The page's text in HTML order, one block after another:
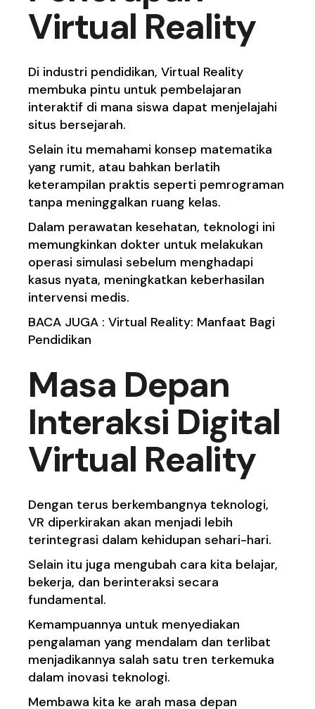
Virtual Reality
Di industri pendidikan, Virtual Reality
membuka pintu untuk pembelajaran
interaktif di mana siswa dapat menjelajahi
situs bersejarah.
Selain itu memahami konsep matematika
yang rumit, atau bahkan berlatih
keterampilan praktis seperti pemrograman
tanpa meninggalkan ruang kelas.
Dalam perawatan kesehatan, teknologi ini
memungkinkan dokter untuk melakukan
operasi simulasi sebelum menghadapi
kasus nyata, meningkatkan keberhasilan
intervensi medis.
BACA JUGA :Virtual Reality: Manfaat Bagi
Pendidikan
Masa Depan
Interaksi Digital
Virtual Reality
Dengan terus berkembangnya teknologi,
VR diperkirakan akan menjadi lebih
terintegrasi dalam kehidupan sehari-hari.
Selain itu juga mengubah cara kita belajar,
bekerja, dan berinteraksi secara
fundamental.
Kemampuannya untuk menyediakan
pengalaman yang mendalam dan terlibat
menjadikannya salah satu tren terkemuka
dalam inovasi teknologi.
Membawa kita ke arah masa depan